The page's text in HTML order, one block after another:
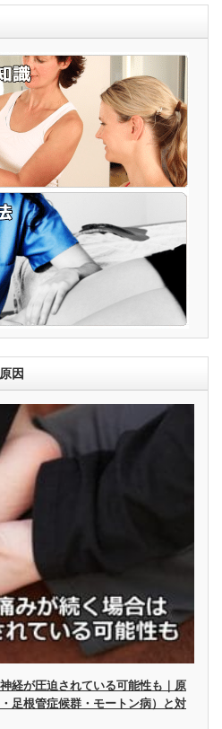
因
経が圧迫されている可能性も｜原
足根管症候群・モートン病）と対